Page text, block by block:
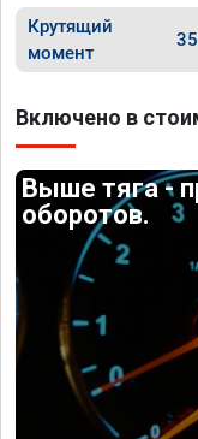
Крутящий
момент
Включено в
Выше тяга -
оборотов.